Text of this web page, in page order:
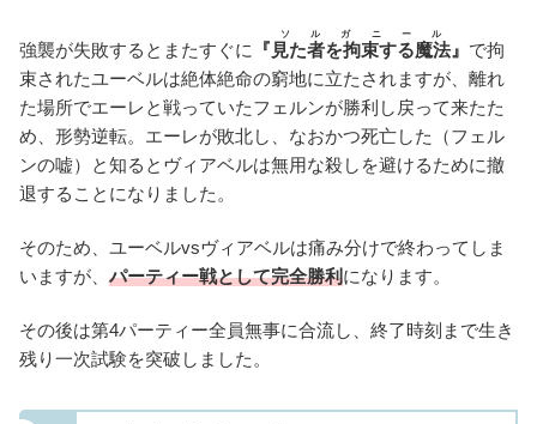
強襲が失敗するとまたすぐに 『 見た者を拘束する魔法
ソルガニール
』 で拘
束されたユーベルは絶体絶命の窮地に立たされますが、離れ
た場所でエーレと戦っていたフェルンが勝利し戻って来たた
め、形勢逆転。エーレが敗北し、なおかつ死亡した（フェル
ンの嘘）と知るとヴィアベルは無用な殺しを避けるために撤
退することになりました。
そのため、ユーベルvsヴィアベルは痛み分けで終わってしま
いますが、 パーティー戦として完全勝利になります。
その後は第4パーティー全員無事に合流し、終了時刻まで生き
残り一次試験を突破しました。